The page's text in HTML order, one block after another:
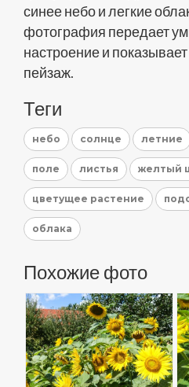
синее небо и легкие
фотография передает
настроение и
пейзаж.
Теги
небо солнце летние
поле листья желтый
цветущее растение
облака
Похожие фото